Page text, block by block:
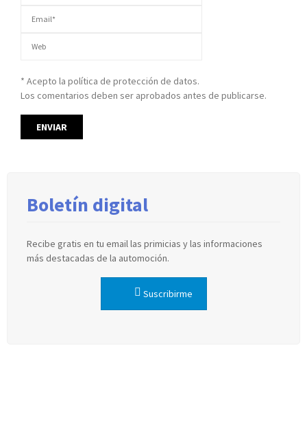
* Acepto la política de protección de datos.
Los comentarios deben ser aprobados antes de publicarse.
Boletín digital
Recibe gratis en tu email las primicias y las informaciones
más destacadas de la automoción.
Suscribirme